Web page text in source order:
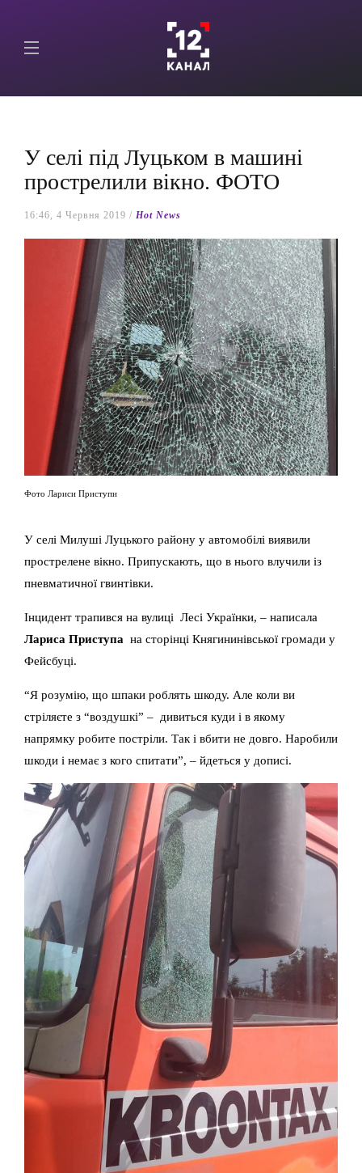
У селі під Луцьком в машині
прострелили вікно. ФОТО
16:46, 4 Червня 2019 / Hot News
Фото Лариси Приступи
У селі Милуші Луцького району у автомобілі виявили
прострелене вікно. Припускають, що в нього влучили із
пневматичної гвинтівки.
Інцидент трапився на вулиці Лесі Українки, – написала
Лариса Приступа на сторінці Княгининівської громади у
Фейсбуці.
“Я розумію, що шпаки роблять шкоду. Але коли ви
стріляєте з “воздушкі” – дивиться куди і в якому
напрямку робите постріли. Так і вбити не довго. Наробили
шкоди і немає з кого спитати”, – йдеться у дописі.